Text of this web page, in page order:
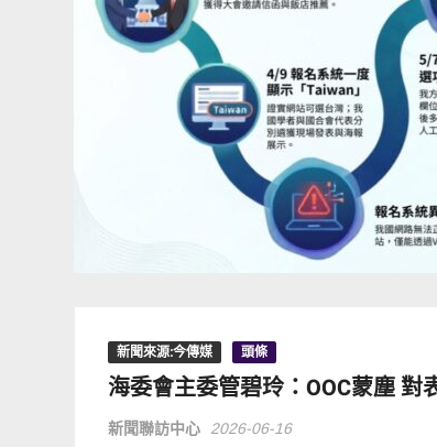
新聞來源:今傳媒 頭條
海委會主委管碧玲：OOC蒙塵 對
新聞聯訪中心 2026-06-16